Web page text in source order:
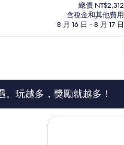
價
格
為
總價 NT$2,312
含稅金和其他費用
8 月 16 日 - 8 月 17 日
玩越多，獎勵就越多！